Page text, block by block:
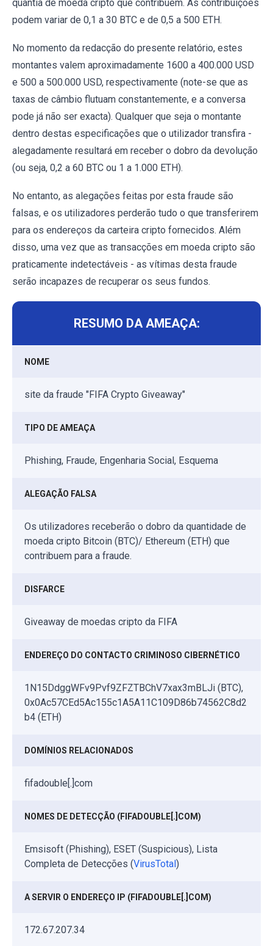
quantia de moeda cripto que contribuem. As contribuições
podem variar de 0,1 a 30 BTC e de 0,5 a 500 ETH.
No momento da redacção do presente relatório, estes
montantes valem aproximadamente 1600 a 400.000 USD
e 500 a 500.000 USD, respectivamente (note-se que as
taxas de câmbio flutuam constantemente, e a conversa
pode já não ser exacta). Qualquer que seja o montante
dentro destas especificações que o utilizador transfira -
alegadamente resultará em receber o dobro da devolução
(ou seja, 0,2 a 60 BTC ou 1 a 1.000 ETH).
No entanto, as alegações feitas por esta fraude são
falsas, e os utilizadores perderão tudo o que transferirem
para os endereços da carteira cripto fornecidos. Além
disso, uma vez que as transacções em moeda cripto são
praticamente indetectáveis - as vítimas desta fraude
serão incapazes de recuperar os seus fundos.
RESUMO DA AMEAÇA:
NOME
site da fraude "FIFA Crypto Giveaway"
TIPO DE AMEAÇA
Phishing, Fraude, Engenharia Social, Esquema
ALEGAÇÃO FALSA
Os utilizadores receberão o dobro da quantidade de
moeda cripto Bitcoin (BTC)/ Ethereum (ETH) que
contribuem para a fraude.
DISFARCE
Giveaway de moedas cripto da FIFA
ENDEREÇO DO CONTACTO CRIMINOSO CIBERNÉTICO
1N15DdggWFv9Pvf9ZFZTBChV7xax3mBLJi (BTC),
0x0Ac57CEd5Ac155c1A5A11C109D86b74562C8d2
b4 (ETH)
DOMÍNIOS RELACIONADOS
fifadouble[.]com
NOMES DE DETECÇÃO (FIFADOUBLE[.]COM)
Emsisoft (Phishing), ESET (Suspicious), Lista
Completa de Detecções (VirusTotal )
A SERVIR O ENDEREÇO IP (FIFADOUBLE[.]COM)
172.67.207.34